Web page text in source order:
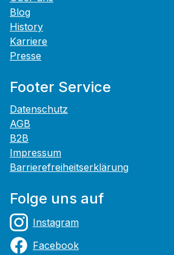
Blog
History
Karriere
Presse
Footer Service
Datenschutz
AGB
B2B
Impressum
Barrierefreiheitserklärung
Folge uns auf
Instagram
Facebook